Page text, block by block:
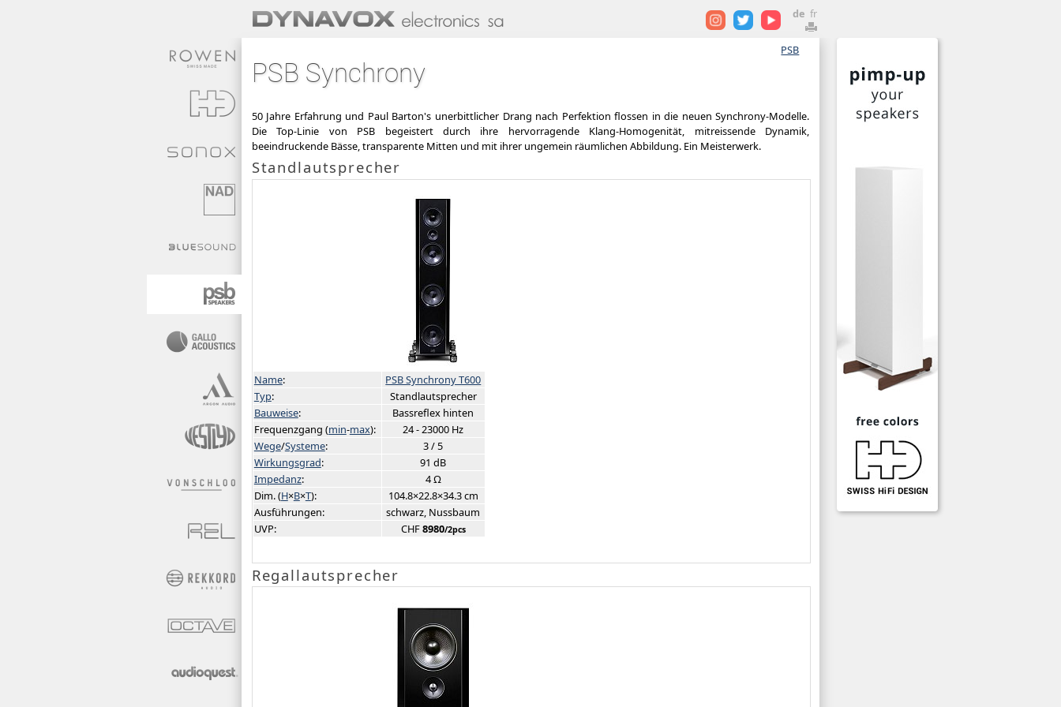
de fr
PSB
PSB Synchrony
50 Jahre Erfahrung und Paul Barton's unerbittlicher Drang nach Perfektion flossen in die neuen Synchrony-Modelle.
Die Top-Linie von PSB begeistert durch ihre hervorragende Klang-Homogenität, mitreissende Dynamik,
beeindruckende Bässe, transparente Mitten und mit ihrer ungemein räumlichen Abbildung. Ein Meisterwerk.
Standlautsprecher
Name:
PSB Synchrony T600
Typ:
Standlautsprecher
Bauweise:
Bassreflex hinten
Frequenzgang (min-max):
24 - 23000 Hz
Wege/Systeme:
3 / 5
Wirkungsgrad:
91 dB
Impedanz:
4 Ω
Dim. (H×B×T):
104.8×22.8×34.3 cm
Ausführungen:
schwarz, Nussbaum
UVP:
CHF8980/2pcs
Regallautsprecher